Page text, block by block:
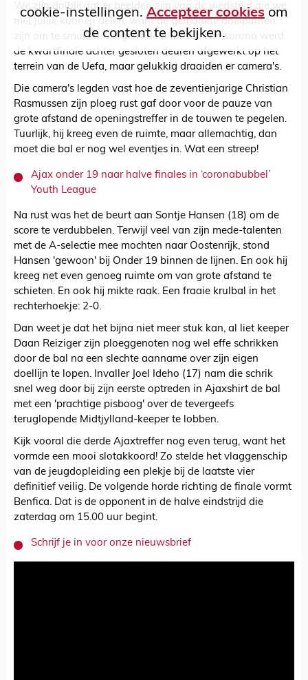
cookie-instellingen. Accepteer cookiesom
de content te bekijken.
We zijn dolblij dat er beelden zijn van de wedstrijd die we
met jullie kunnen delen, want de gemaakte doelpunten
zijn om te smullen. Wegens de uitbraak van corona werd
de kwartfinale achter gesloten deuren afgewerkt op het
terrein van de Uefa, maar gelukkig draaiden er camera's.
Die camera's legden vast hoe de zeventienjarige Christian
Rasmussen zijn ploeg rust gaf door voor de pauze van
grote afstand de openingstreffer in de touwen te pegelen.
Tuurlijk, hij kreeg even de ruimte, maar allemachtig, dan
moet die bal er nog wel eventjes in. Wat een streep!
Ajax onder 19 naar halve finales in ‘coronabubbel’
Youth League
Na rust was het de beurt aan Sontje Hansen (18) om de
score te verdubbelen. Terwijl veel van zijn mede-talenten
met de A-selectie mee mochten naar Oostenrijk, stond
Hansen 'gewoon' bij Onder 19 binnen de lijnen. En ook hij
kreeg net even genoeg ruimte om van grote afstand te
schieten. En ook hij mikte raak. Een fraaie krulbal in het
rechterhoekje: 2-0.
Dan weet je dat het bijna niet meer stuk kan, al liet keeper
Daan Reiziger zijn ploeggenoten nog wel effe schrikken
door de bal na een slechte aanname over zijn eigen
doellijn te lopen. Invaller Joel Ideho (17) nam die schrik
snel weg door bij zijn eerste optreden in Ajaxshirt de bal
met een 'prachtige pisboog' over de tevergeefs
teruglopende Midtjylland-keeper te lobben.
Kijk vooral die derde Ajaxtreffer nog even terug, want het
vormde een mooi slotakkoord! Zo stelde het vlaggenschip
van de jeugdopleiding een plekje bij de laatste vier
definitief veilig. De volgende horde richting de finale vormt
Benfica. Dat is de opponent in de halve eindstrijd die
zaterdag om 15.00 uur begint.
Schrijf je in voor onze nieuwsbrief